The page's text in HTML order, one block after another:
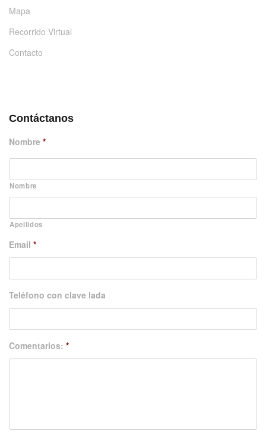
Mapa
Recorrido Virtual
Contacto
Contáctanos
Nombre *
Nombre
Apellidos
Email *
Teléfono con clave lada
Comentarios: *